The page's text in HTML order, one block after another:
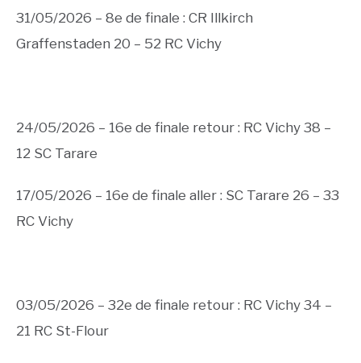
31/05/2026 – 8e de finale : CR Illkirch
Graffenstaden 20 – 52 RC Vichy
24/05/2026 – 16e de finale retour : RC Vichy 38 –
12 SC Tarare
17/05/2026 – 16e de finale aller : SC Tarare 26 – 33
RC Vichy
03/05/2026 – 32e de finale retour : RC Vichy 34 –
21 RC St-Flour